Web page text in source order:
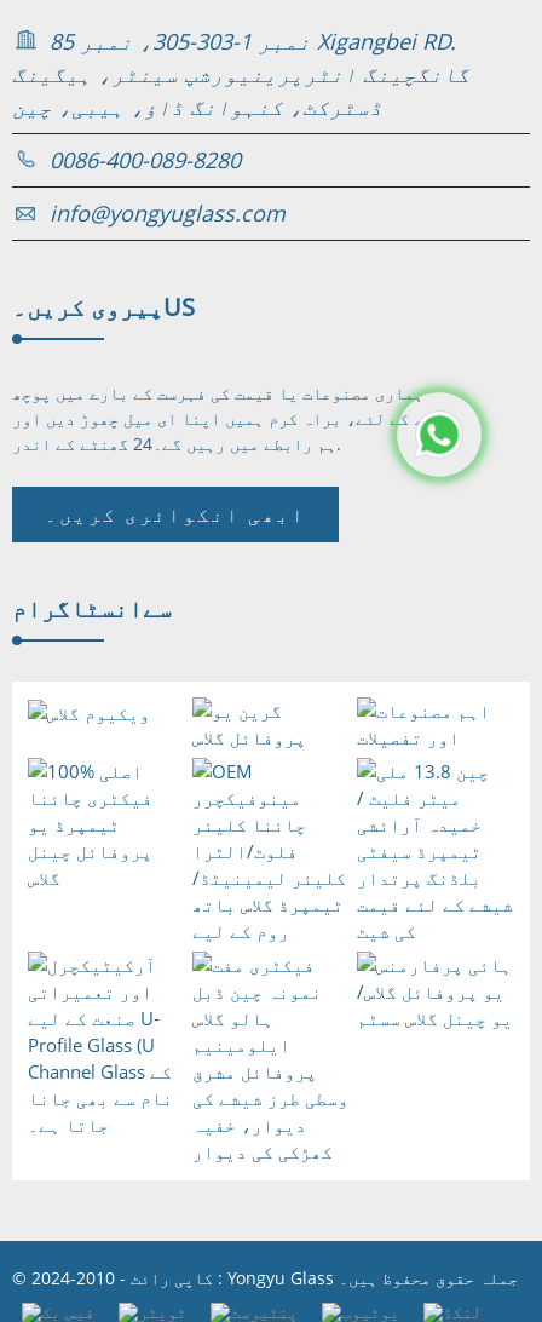
نمبر 1-303-305، نمبر 85 Xigangbei RD.
گانگچینگ انٹرپرینیورشپ سینٹر، ہیگینگ
ڈسٹرکٹ، کنہوانگ ڈاؤ، ہیبی، چین
0086-400-089-8280
info@yongyuglass.com
پیروی کریں۔US
ہماری مصنوعات یا قیمت کی فہرست کے بارے میں پوچھ
گچھ کے لئے، براہ کرم ہمیں اپنا ای میل چھوڑ دیں اور
ہم رابطے میں رہیں گے۔ 24 گھنٹے کے اندر.
ابھی انکوائری کریں۔
سےانسٹاگرام
© کاپی رائٹ - 2010-2024 : Yongyu Glass جملہ حقوق محفوظ ہیں۔